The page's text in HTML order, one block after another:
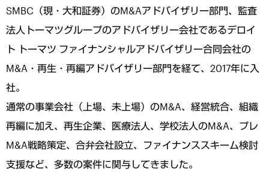
SMBC（現・大和証券）のM&Aアドバイザリー部門、監査
法人トーマツグループのアドバイザリー会社であるデロイ
ト トーマツ ファイナンシャルアドバイザリー合同会社の
M&A・再生・再編アドバイザリー部門を経て、2017年に入
社。
通常の事業会社（上場、未上場）のM&A、経営統合、組織
再編に加え、再生企業、医療法人、学校法人のM&A、プレ
M&A戦略策定、合弁会社設立、ファイナンススキーム検討
支援など、多数の案件に関与してきました。